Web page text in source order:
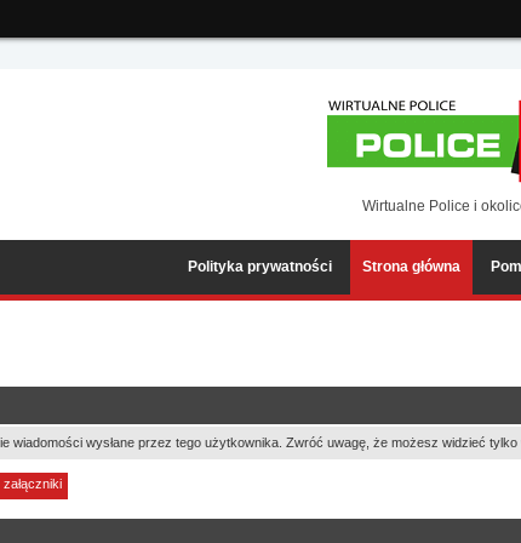
Wirtualne Police i
Polityka prywatności Strona główna
wiadomości wysłane przez tego użytkownika. Zwróć uwagę, że możesz widzieć tylko